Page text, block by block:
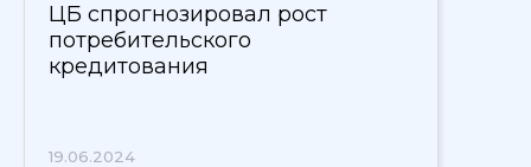
ЦБ спрогнозировал рост
потребительского
кредитования
19.06.2024